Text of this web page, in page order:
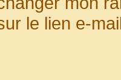
le lien e-